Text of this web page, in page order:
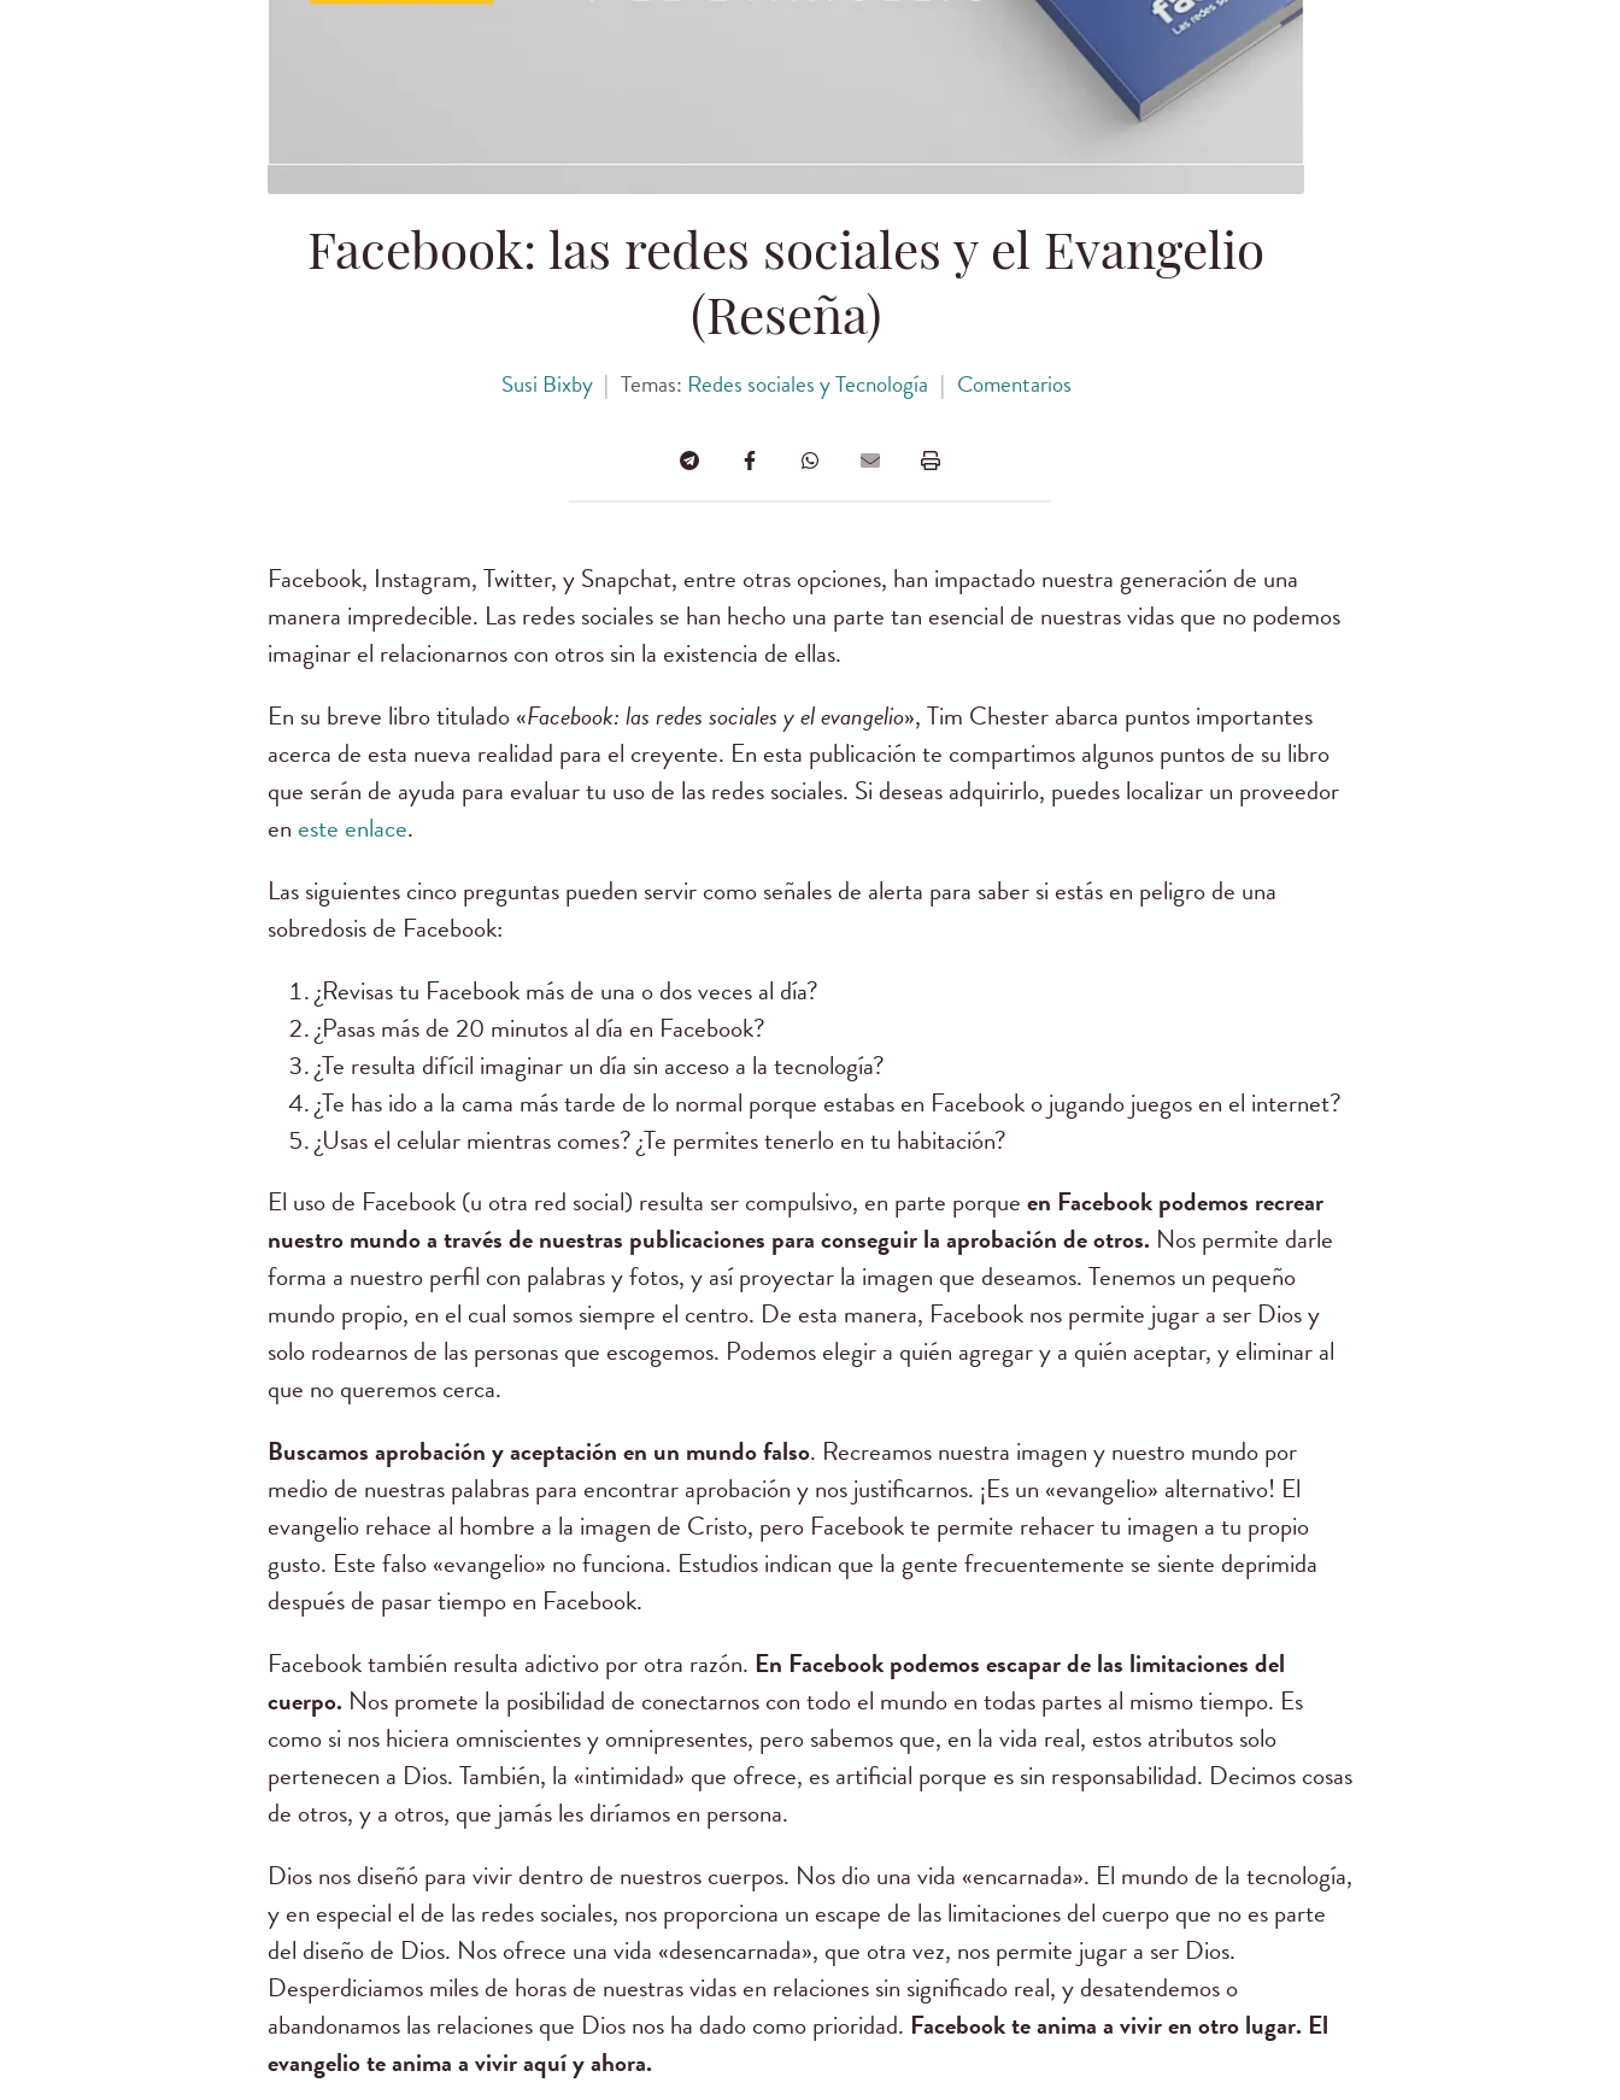
Facebook: las redes sociales y el Evangelio
(Reseña)
Susi Bixby | Temas: Redes sociales y Tecnología | Comentarios
Facebook, Instagram, Twitter, y Snapchat, entre otras opciones, han impactado nuestra generación de una
manera impredecible. Las redes sociales se han hecho una parte tan esencial de nuestras vidas que no podemos
imaginar el relacionarnos con otros sin la existencia de ellas.
En su breve libro titulado «Facebook: las redes sociales y el evangelio», Tim Chester abarca puntos importantes
acerca de esta nueva realidad para el creyente. En esta publicación te compartimos algunos puntos de su libro
que serán de ayuda para evaluar tu uso de las redes sociales. Si deseas adquirirlo, puedes localizar un proveedor
en este enlace.
Las siguientes cinco preguntas pueden servir como señales de alerta para saber si estás en peligro de una
sobredosis de Facebook:
¿Revisas tu Facebook más de una o dos veces al día?
¿Pasas más de 20 minutos al día en Facebook?
¿Te resulta difícil imaginar un día sin acceso a la tecnología?
¿Te has ido a la cama más tarde de lo normal porque estabas en Facebook o jugando juegos en el internet?
¿Usas el celular mientras comes? ¿Te permites tenerlo en tu habitación?
El uso de Facebook (u otra red social) resulta ser compulsivo, en parte porqueen Facebook podemos recrear
nuestro mundo a través de nuestras publicaciones para conseguir la aprobación de otros. Nos permite darle
forma a nuestro perfil con palabras y fotos, y así proyectar la imagen que deseamos. Tenemos un pequeño
mundo propio, en el cual somos siempre el centro. De esta manera, Facebook nos permite jugar a ser Dios y
solo rodearnos de las personas que escogemos. Podemos elegir a quién agregar y a quién aceptar, y eliminar al
que no queremos cerca.
Buscamos aprobación y aceptación en un mundo falso. Recreamos nuestra imagen y nuestro mundo por
medio de nuestras palabras para encontrar aprobación y nos justificarnos. ¡Es un «evangelio» alternativo! El
evangelio rehace al hombre a la imagen de Cristo, pero Facebook te permite rehacer tu imagen a tu propio
gusto. Este falso «evangelio» no funciona. Estudios indican que la gente frecuentemente se siente deprimida
después de pasar tiempo en Facebook.
Facebook también resulta adictivo por otra razón. En Facebook podemos escapar de las limitaciones del
cuerpo. Nos promete la posibilidad de conectarnos con todo el mundo en todas partes al mismo tiempo. Es
como si nos hiciera omniscientes y omnipresentes, pero sabemos que, en la vida real, estos atributos solo
pertenecen a Dios. También, la «intimidad» que ofrece, es artificial porque es sin responsabilidad. Decimos cosas
de otros, y a otros, que jamás les diríamos en persona.
Dios nos diseñó para vivir dentro de nuestros cuerpos. Nos dio una vida «encarnada». El mundo de la tecnología,
y en especial el de las redes sociales, nos proporciona un escape de las limitaciones del cuerpo que no es parte
del diseño de Dios. Nos ofrece una vida «desencarnada», que otra vez, nos permite jugar a ser Dios.
Desperdiciamos miles de horas de nuestras vidas en relaciones sin significado real, y desatendemos o
abandonamos las relaciones que Dios nos ha dado como prioridad. Facebook te anima a vivir en otro lugar. El
evangelio te anima a vivir aquí y ahora.